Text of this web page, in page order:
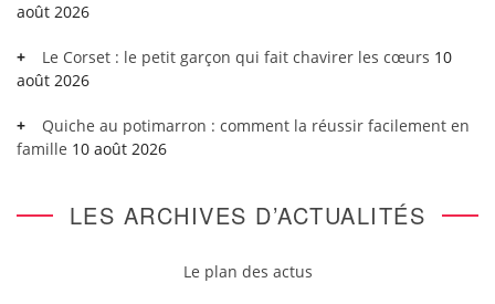
août 2026
Le Corset : le petit garçon qui fait chavirer les cœurs 10
août 2026
Quiche au potimarron : comment la réussir facilement en
famille 10 août 2026
LES ARCHIVES D’ACTUALITÉS
Le plan des actus